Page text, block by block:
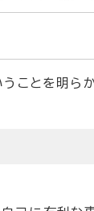
ことを明ら